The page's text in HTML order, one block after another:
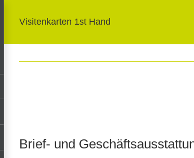
Visitenkarten 1st Hand
Brief- und